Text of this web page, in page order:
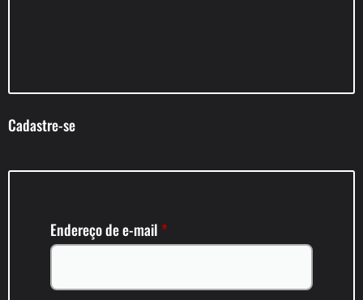
Cadastre-se
Endereço de e-mail *